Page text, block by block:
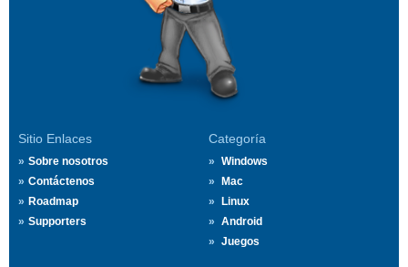
Sitio Enlaces
Sobre nosotros
Contáctenos
Roadmap
Supporters
Categoría
Windows
Mac
Linux
Android
Juegos